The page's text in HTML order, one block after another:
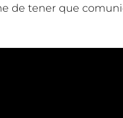
de tener que